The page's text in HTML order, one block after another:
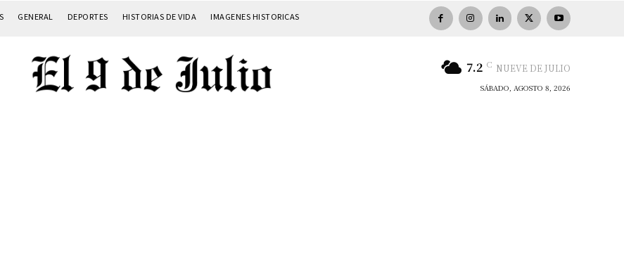
GENERAL DEPORTES HISTORIAS DE VIDA IMAGENES HISTORICAS
7.2 C NUEVE DE JULIO
SÁBADO, AGOSTO 8, 2026